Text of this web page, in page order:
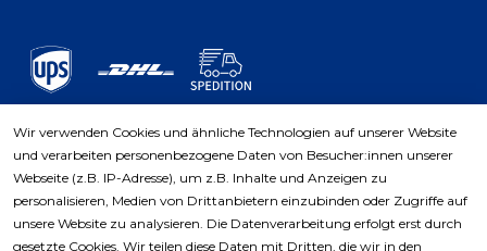
Zahlungsarten
Wir verwenden Cookies und ähnliche Technologien auf unserer Website
und verarbeiten personenbezogene Daten von Besucher:innen unserer
Webseite (z.B. IP-Adresse), um z.B. Inhalte und Anzeigen zu
personalisieren, Medien von Drittanbietern einzubinden oder Zugriffe auf
unsere Website zu analysieren. Die Datenverarbeitung erfolgt erst durch
gesetzte Cookies. Wir teilen diese Daten mit Dritten, die wir in den